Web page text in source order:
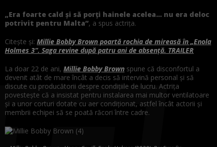
„Era foarte cald și să porți hainele acelea… nu era deloc
potrivit pentru Malta”, a spus actrița.
Citește și: Millie Bobby Brown poartă rochia de mireasă în „Enola
Holmes 3”. Saga revine după patru ani de absenţă. TRAILER
La doar 22 de ani, Millie Bobby Brown spune că disconfortul a
devenit atât de mare încât a decis să intervină personal și să
discute cu producătorii despre condițiile de lucru. Actrița
povestește că a insistat pentru instalarea mai multor ventilatoare
și a unor corturi dotate cu aer condiționat, astfel încât actorii și
membrii echipei să se poată răcori între cadre.